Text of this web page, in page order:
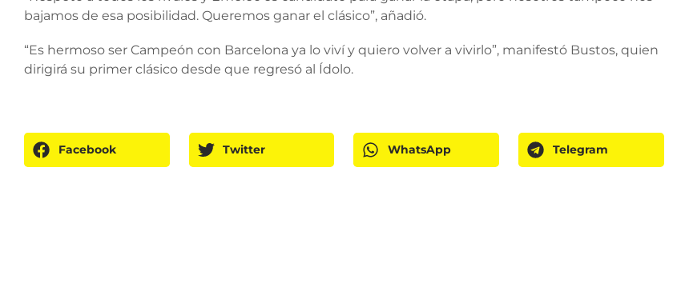
bajamos de esa posibilidad. Queremos ganar el clásico”, añadió.
“Es hermoso ser Campeón con Barcelona ya lo viví y quiero volver a vivirlo”, manifestó Bustos, quien
dirigirá su primer clásico desde que regresó al Ídolo.
Facebook Twitter WhatsApp Telegram